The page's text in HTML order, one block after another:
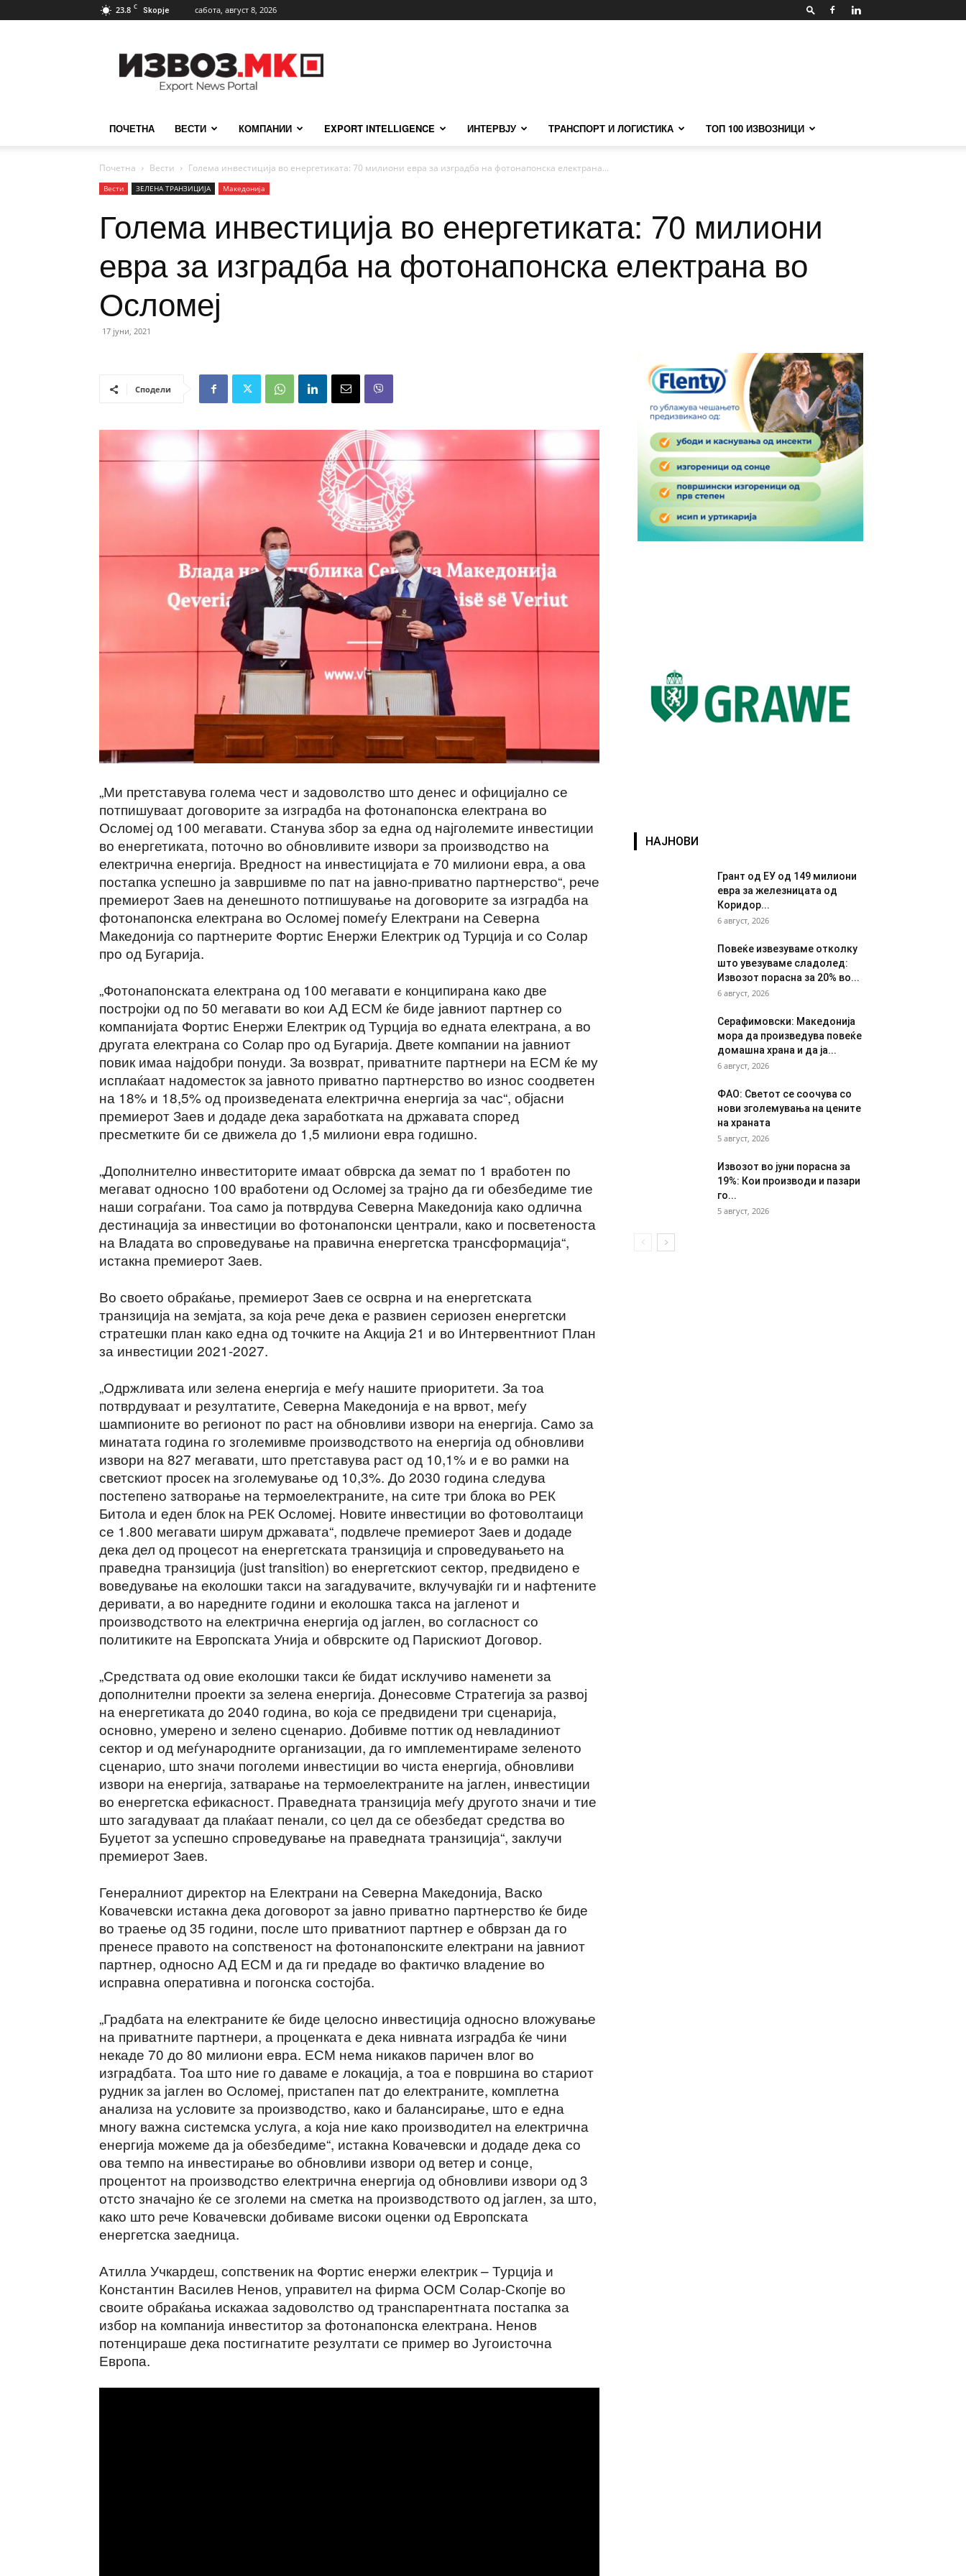
23.8 C Skopje сабота, август 8, 2026
ПОЧЕТНА ВЕСТИ КОМПАНИИ EXPORT INTELLIGENCE ИНТЕРВЈУ ТРАНСПОРТ И ЛОГИСТИКА ТОП 100 ИЗВОЗНИЦИ
Почетна Вести Голема инвестиција во енергетиката: 70 милиони евра за изградба на фотонапонска електрана...
Вести ЗЕЛЕНА ТРАНЗИЦИЈА Македонија
Голема инвестиција во енергетиката: 70 милиони
евра за изградба на фотонапонска електрана во
Осломеј
17 јуни, 2021
Сподели
„Ми претставува голема чест и задоволство што денес и официјално се
потпишуваат договорите за изградба на фотонапонска електрана во
Осломеј од 100 мегавати. Станува збор за една од најголемите инвестиции
во енергетиката, поточно во обновливите извори за производство на
електрична енергија. Вредност на инвестицијата е 70 милиони евра, а ова
постапка успешно ја завршивме по пат на јавно-приватно партнерство“, рече
премиерот Заев на денешното потпишување на договорите за изградба на
фотонапонска електрана во Осломеј помеѓу Електрани на Северна
Македонија со партнерите Фортис Енержи Електрик од Турција и со Солар
про од Бугарија.
„Фотонапонската електрана од 100 мегавати е конципирана како две
постројки од по 50 мегавати во кои АД ЕСМ ќе биде јавниот партнер со
компанијата Фортис Енержи Електрик од Турција во едната електрана, а во
другата електрана со Солар про од Бугарија. Двете компании на јавниот
повик имаа најдобри понуди. За возврат, приватните партнери на ЕСМ ќе му
исплаќаат надоместок за јавното приватно партнерство во износ соодветен
на 18% и 18,5% од произведената електрична енергија за час“, објасни
премиерот Заев и додаде дека заработката на државата според
пресметките би се движела до 1,5 милиони евра годишно.
„Дополнително инвеститорите имаат обврска да земат по 1 вработен по
мегават односно 100 вработени од Осломеј за трајно да ги обезбедиме тие
наши сограѓани. Тоа само ја потврдува Северна Македонија како одлична
дестинација за инвестиции во фотонапонски централи, како и посветеноста
на Владата во спроведување на правична енергетска трансформација“,
истакна премиерот Заев.
Во своето обраќање, премиерот Заев се осврна и на енергетската
транзиција на земјата, за која рече дека е развиен сериозен енергетски
стратешки план како една од точките на Акција 21 и во Интервентниот План
за инвестиции 2021-2027.
„Одржливата или зелена енергија е меѓу нашите приоритети. За тоа
потврдуваат и резултатите, Северна Македонија е на врвот, меѓу
шампионите во регионот по раст на обновливи извори на енергија. Само за
минатата година го зголемивме производството на енергија од обновливи
извори на 827 мегавати, што претставува раст од 10,1% и е во рамки на
светскиот просек на зголемување од 10,3%. До 2030 година следува
постепено затворање на термоелектраните, на сите три блока во РЕК
Битола и еден блок на РЕК Осломеј. Новите инвестиции во фотоволтаици
се 1.800 мегавати ширум државата“, подвлече премиерот Заев и додаде
дека дел од процесот на енергетската транзиција и спроведувањето на
праведна транзиција (just transition) во енергетскиот сектор, предвидено е
воведување на еколошки такси на загадувачите, вклучувајќи ги и нафтените
деривати, а во наредните години и еколошка такса на јагленот и
производството на електрична енергија од јаглен, во согласност со
политиките на Европската Унија и обврските од Парискиот Договор.
„Средствата од овие еколошки такси ќе бидат исклучиво наменети за
дополнителни проекти за зелена енергија. Донесовме Стратегија за развој
на енергетиката до 2040 година, во која се предвидени три сценарија,
основно, умерено и зелено сценарио. Добивме поттик од невладиниот
сектор и од меѓународните организации, да го имплементираме зеленото
сценарио, што значи поголеми инвестиции во чиста енергија, обновливи
извори на енергија, затварање на термоелектраните на јаглен, инвестиции
во енергетска ефикасност. Праведната транзиција меѓу другото значи и тие
што загадуваат да плаќаат пенали, со цел да се обезбедат средства во
Буџетот за успешно спроведување на праведната транзиција“, заклучи
премиерот Заев.
Генералниот директор на Електрани на Северна Македонија, Васко
Ковачевски истакна дека договорот за јавно приватно партнерство ќе биде
во траење од 35 години, после што приватниот партнер е обврзан да го
пренесе правото на сопственост на фотонапонските електрани на јавниот
партнер, односно АД ЕСМ и да ги предаде во фактичко владение во
исправна оперативна и погонска состојба.
„Градбата на електраните ќе биде целосно инвестиција односно вложување
на приватните партнери, а проценката е дека нивната изградба ќе чини
некаде 70 до 80 милиони евра. ЕСМ нема никаков паричен влог во
изградбата. Тоа што ние го даваме е локација, а тоа е површина во стариот
рудник за јаглен во Осломеј, пристапен пат до електраните, комплетна
анализа на условите за производство, како и балансирање, што е една
многу важна системска услуга, а која ние како производител на електрична
енергија можеме да ја обезбедиме“, истакна Ковачевски и додаде дека со
ова темпо на инвестирање во обновливи извори од ветер и сонце,
процентот на производство електрична енергија од обновливи извори од 3
отсто значајно ќе се зголеми на сметка на производството од јаглен, за што,
како што рече Ковачевски добиваме високи оценки од Европската
енергетска заедница.
Атилла Учкардеш, сопственик на Фортис енержи електрик – Турција и
Константин Василев Ненов, управител на фирма ОСМ Солар-Скопје во
своите обраќања искажаа задоволство од транспарентната постапка за
избор на компанија инвеститор за фотонапонска електрана. Ненов
потенцираше дека постигнатите резултати се пример во Југоисточна
Европа.
НАЈНОВИ
Грант од ЕУ од 149 милиони
евра за железницата од
Коридор...
6 август, 2026
Повеќе извезуваме отколку
што увезуваме сладолед:
Извозот порасна за 20% во...
6 август, 2026
Серафимовски: Македонија
мора да произведува повеќе
домашна храна и да ја...
6 август, 2026
ФАО: Светот се соочува со
нови зголемувања на цените
на храната
5 август, 2026
Извозот во јуни порасна за
19%: Кои производи и пазари
го...
5 август, 2026